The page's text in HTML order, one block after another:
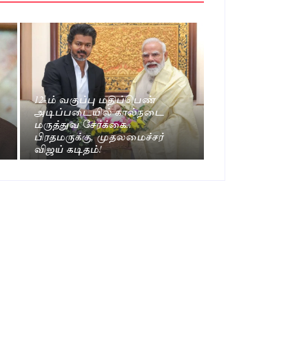
12-ம் வகுப்பு மதிப்பெண்
அடிப்படையில் கால்நடை
மருத்துவ சேர்க்கை..
பிரதமருக்கு, முதலமைச்சர்
விஜய் கடிதம்!